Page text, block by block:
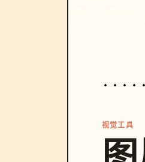
视觉工具